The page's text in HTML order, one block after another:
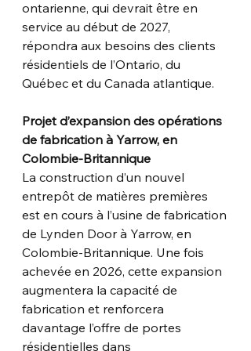
ontarienne, qui devrait être en
service au début de 2027,
répondra aux besoins des clients
résidentiels de l’Ontario, du
Québec et du Canada atlantique.
Projet d’expansion des opérations
de fabrication à Yarrow, en
Colombie-Britannique
La construction d’un nouvel
entrepôt de matières premières
est en cours à l’usine de fabrication
de Lynden Door à Yarrow, en
Colombie-Britannique. Une fois
achevée en 2026, cette expansion
augmentera la capacité de
fabrication et renforcera
davantage l’offre de portes
résidentielles dans